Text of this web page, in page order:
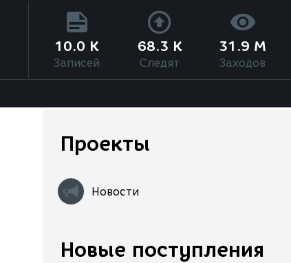
10.0 K
Записей
68.3 K
Следят
31.9 M
Заходов
Проекты
Новости
Новые поступления